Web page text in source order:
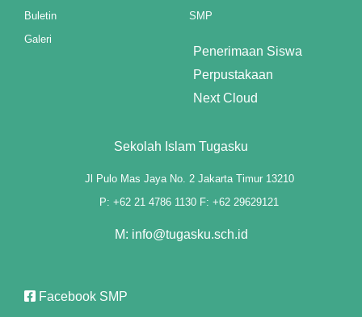
Buletin
Galeri
SMP
Penerimaan Siswa
Perpustakaan
Next Cloud
Sekolah Islam Tugasku
Jl Pulo Mas Jaya No. 2 Jakarta Timur 13210
P: +62 21 4786 1130 F: +62 29629121
M: info@tugasku.sch.id
Facebook SMP